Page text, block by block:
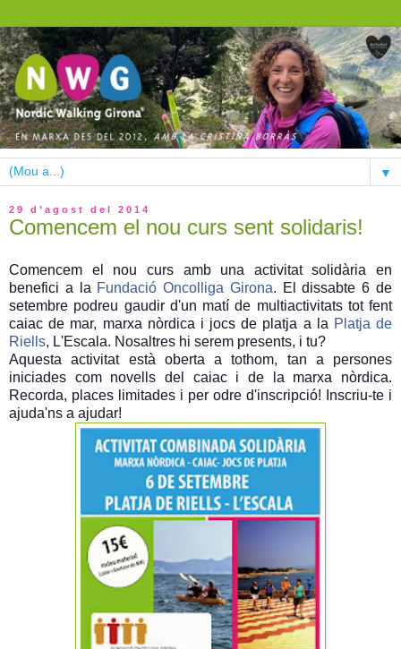
▼
29 d’agost del 2014
Comencem el nou curs sent solidaris!
Comencem el nou curs amb una activitat solidària en
benefici a la Fundació Oncolliga Girona. El dissabte 6 de
setembre podreu gaudir d'un matí de multiactivitats tot fent
caiac de mar, marxa nòrdica i jocs de platja a la Platja de
Riells, L'Escala. Nosaltres hi serem presents, i tu?
Aquesta activitat està oberta a tothom, tan a persones
iniciades com novells del caiac i de la marxa nòrdica.
Recorda, places limitades i per odre d'inscripció! Inscriu-te i
ajuda'ns a ajudar!